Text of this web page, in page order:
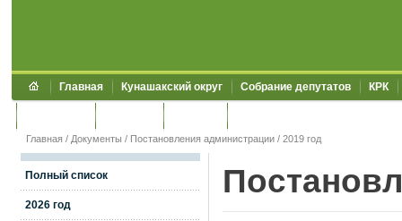
Главная Кунашакский округ Собрание депутатов КРК
Главная / Документы / Постановления администрации / 2019 год
Полный список
2026 год